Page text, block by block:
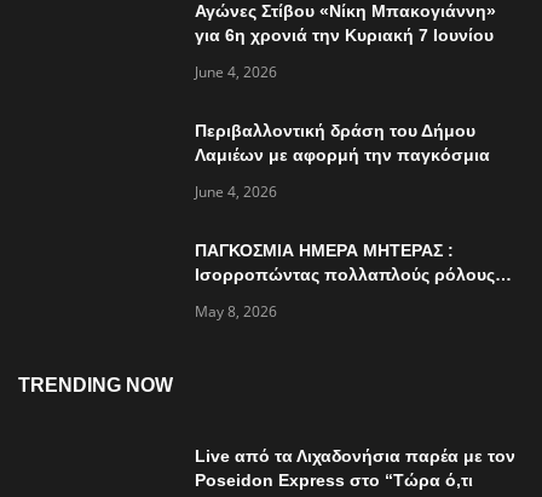
Αγώνες Στίβου «Νίκη Μπακογιάννη»
για 6η χρονιά την Κυριακή 7 Ιουνίου
June 4, 2026
Περιβαλλοντική δράση του Δήμου
Λαμιέων με αφορμή την παγκόσμια
June 4, 2026
ΠΑΓΚΟΣΜΙΑ ΗΜΕΡΑ ΜΗΤΕΡΑΣ :
Ισορροπώντας πολλαπλούς ρόλους…
May 8, 2026
TRENDING NOW
Live από τα Λιχαδονήσια παρέα με τον
Poseidon Express στο “Τώρα ό,τι